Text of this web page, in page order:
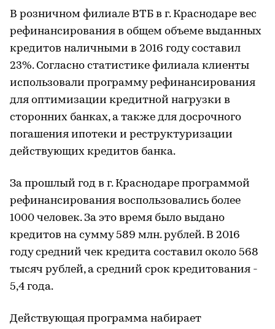
В розничном филиале ВТБ в г. Краснодаре вес
рефинансирования в общем объеме выданных
кредитов наличными в 2016 году составил
23%. Согласно статистике филиала клиенты
использовали программу рефинансирования
для оптимизации кредитной нагрузки в
сторонних банках, а также для досрочного
погашения ипотеки и реструктуризации
действующих кредитов банка.
За прошлый год в г. Краснодаре программой
рефинансирования воспользовались более
1000 человек. За это время было выдано
кредитов на сумму 589 млн. рублей. В 2016
году средний чек кредита составил около 568
тысяч рублей, а средний срок кредитования -
5,4 года.
Действующая программа набирает